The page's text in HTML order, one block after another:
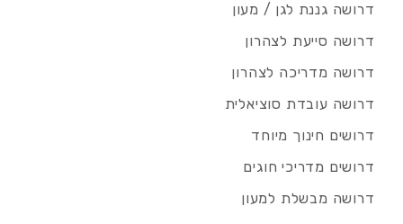
דרושה גננת לגן / מעון
דרושה סייעת לצהרון
דרושה מדריכה לצהרון
דרושה עובדת סוציאלית
דרושים חינוך מיוחד
דרושים מדריכי חוגים
דרושה מבשלת למעון